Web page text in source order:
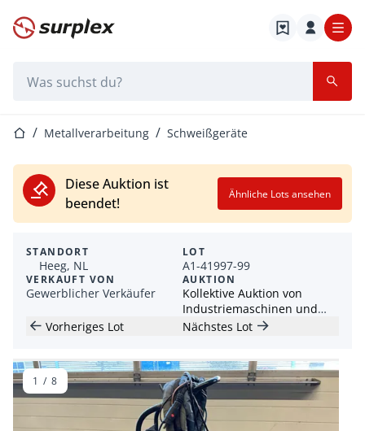
Startseite
StartseiteMetallverarbeitung Schweißgeräte
Diese Auktion ist
beendet!
Ähnliche Lots ansehen
STANDORT
Heeg, NL
VERKAUFT VON
Gewerblicher Verkäufer
LOT
A1-41997-99
AUKTION
Kollektive Auktion von
Industriemaschinen und
Werkzeugen
Vorheriges Lot Nächstes Lot
1 / 8